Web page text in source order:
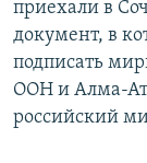
приехали в
документ, в
подписать
ООН и Алма-
российский